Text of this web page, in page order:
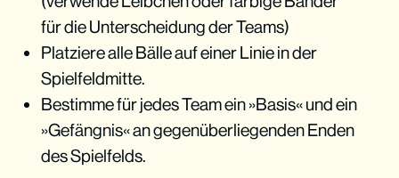
für die Unterscheidung der Teams)
Platziere alle Bälle auf einer Linie in der
Spielfeldmitte.
Bestimme für jedes Team ein »Basis« und ein
»Gefängnis« an gegenüberliegenden Enden
des Spielfelds.